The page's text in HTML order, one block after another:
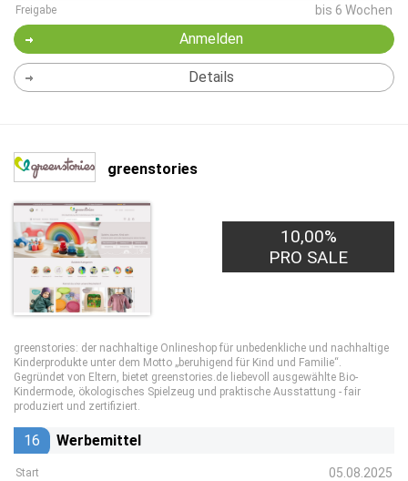
Freigabe bis 6 Wochen
Anmelden
Details
greenstories
10,00%
PRO SALE
greenstories: der nachhaltige Onlineshop für unbedenkliche und nachhaltige
Kinderprodukte unter dem Motto „beruhigend für Kind und Familie“.
Gegründet von Eltern, bietet greenstories.de liebevoll ausgewählte Bio-
Kindermode, ökologisches Spielzeug und praktische Ausstattung - fair
produziert und zertifiziert.
16 Werbemittel
Start 05.08.2025